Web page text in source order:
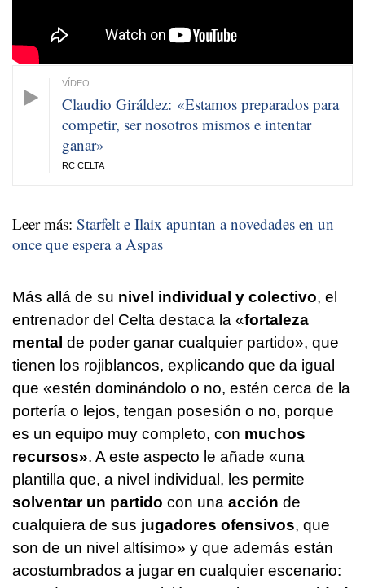
Claudio Giráldez: «Estamos preparados para
competir, ser nosotros mismos e intentar
ganar»
RC CELTA
Leer más: Starfelt e Ilaix apuntan a novedades en un
once que espera a Aspas
Más allá de su nivel individual y colectivo, el
entrenador del Celta destaca la «fortaleza
mental de poder ganar cualquier partido», que
tienen los rojiblancos, explicando que da igual
que «estén dominándolo o no, estén cerca de la
portería o lejos, tengan posesión o no, porque
es un equipo muy completo, con muchos
recursos». A este aspecto le añade «una
plantilla que, a nivel individual, les permite
solventar un partido con una acción de
cualquiera de sus jugadores ofensivos, que
son de un nivel altísimo» y que además están
acostumbrados a jugar en cualquier escenario: